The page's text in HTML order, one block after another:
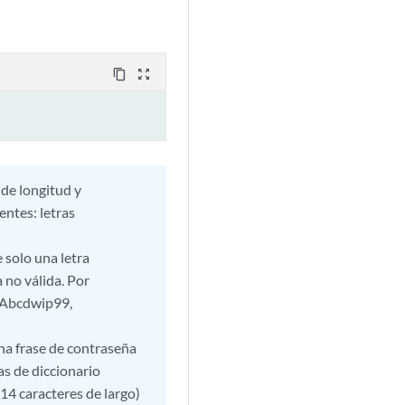
content_copy zoom_out_map
longitud y
letras
solo una letra
no válida. Por
frase de contraseña
de diccionario
caracteres de largo)